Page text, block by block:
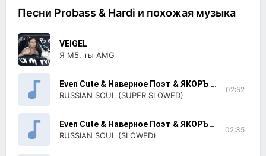
Песни Probass & Hardi и похожая музыка
VEIGEL
Я М5, ты AMG
Even Cute & Наверное Поэт & ЯКОРЪ & Zodivk & Y3llavision & DERZKO69
RUSSIAN SOUL (SUPER SLOWED)
02:52
Even Cute & Наверное Поэт & ЯКОРЪ & Zodivk & Y3llavision & DERZKO69
RUSSIAN SOUL (SLOWED)
02:35